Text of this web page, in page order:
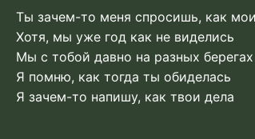
Ты зачем-то меня спросишь, как
Хотя, мы уже год как не виделись
Мы с тобой давно на разных берегах
Я помню, как тогда ты обиделась
Я зачем-то напишу, как твои дела